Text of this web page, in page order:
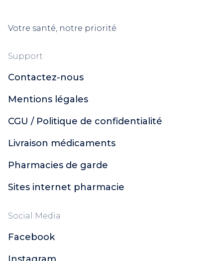
Votre santé, notre priorité
Support
Contactez-nous
Mentions légales
CGU / Politique de confidentialité
Livraison médicaments
Pharmacies de garde
Sites internet pharmacie
Social Media
Facebook